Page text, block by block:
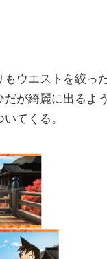
ウエストを絞っ
が綺麗に出るよ
てくる。